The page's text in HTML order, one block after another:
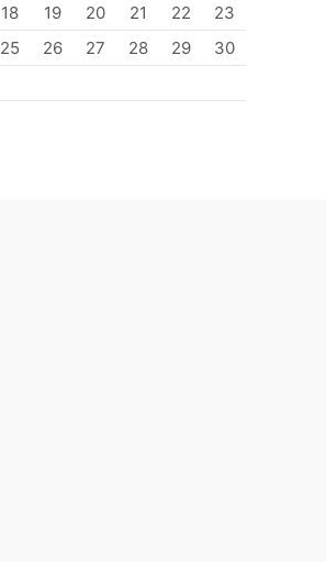
18 19 20 21 22
23
25 26 27 28 29
30